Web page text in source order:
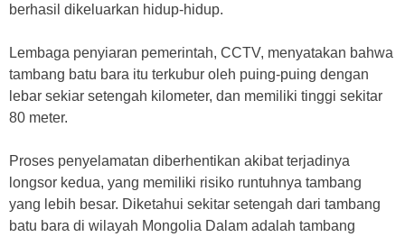
berhasil dikeluarkan hidup-hidup.
Lembaga penyiaran pemerintah, CCTV, menyatakan bahwa
tambang batu bara itu terkubur oleh puing-puing dengan
lebar sekiar setengah kilometer, dan memiliki tinggi sekitar
80 meter.
Proses penyelamatan diberhentikan akibat terjadinya
longsor kedua, yang memiliki risiko runtuhnya tambang
yang lebih besar. Diketahui sekitar setengah dari tambang
batu bara di wilayah Mongolia Dalam adalah tambang